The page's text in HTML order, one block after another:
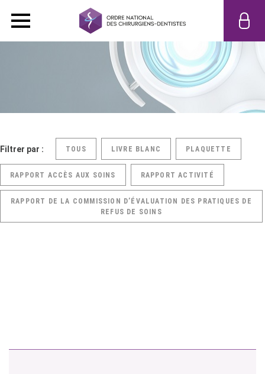
Filtrer par : TOUS LIVRE BLANC PLAQUETTE
RAPPORT ACCÈS AUX SOINS RAPPORT ACTIVITÉ
RAPPORT DE LA COMMISSION D’ÉVALUATION DES PRATIQUES DE
REFUS DE SOINS